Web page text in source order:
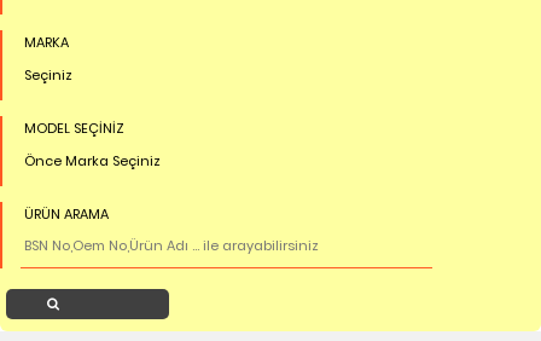
MARKA
Seçiniz
MODEL SEÇİNİZ
Önce Marka Seçiniz
ÜRÜN ARAMA
Ürün Ara